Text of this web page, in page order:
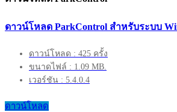
ดาวน์โหลด ParkControl สำหรับระบบ
ดาวน์โหลด : 425 ครั้ง
ขนาดไฟล์ : 1.09 MB.
เวอร์ชัน : 5.4.0.4
ดาวน์โหลด